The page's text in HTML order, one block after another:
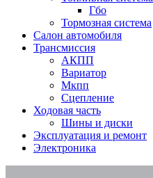
Гбо
Тормозная система
Салон автомобиля
Трансмиссия
АКПП
Вариатор
Мкпп
Сцепление
Ходовая часть
Шины и диски
Эксплуатация и ремонт
Электроника